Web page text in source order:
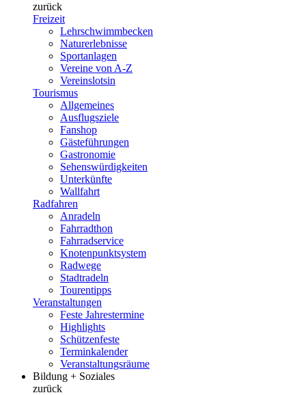
zurück
Freizeit
Lehrschwimmbecken
Naturerlebnisse
Sportanlagen
Vereine von A-Z
Vereinslotsin
Tourismus
Allgemeines
Ausflugsziele
Fanshop
Gästeführungen
Gastronomie
Sehenswürdigkeiten
Unterkünfte
Wallfahrt
Radfahren
Anradeln
Fahrradthon
Fahrradservice
Knotenpunktsystem
Radwege
Stadtradeln
Tourentipps
Veranstaltungen
Feste Jahrestermine
Highlights
Schützenfeste
Terminkalender
Veranstaltungsräume
Bildung + Soziales
zurück